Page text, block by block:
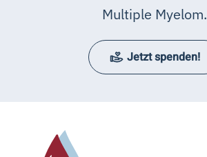
Multiple Myelom.
Jetzt spenden!